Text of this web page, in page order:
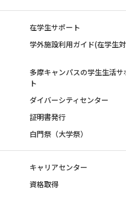
在学生サポート
学外施設利用ガイド(在学生
多摩キャンパスの学生生活サ
ト
ダイバーシティセンター
証明書発行
白門祭（大学祭）
キャリアセンター
資格取得